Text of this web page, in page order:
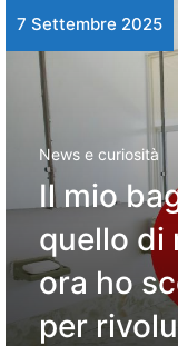
7 Settembre 2025
News e curiosità
Il mio
quello di
ora ho
per